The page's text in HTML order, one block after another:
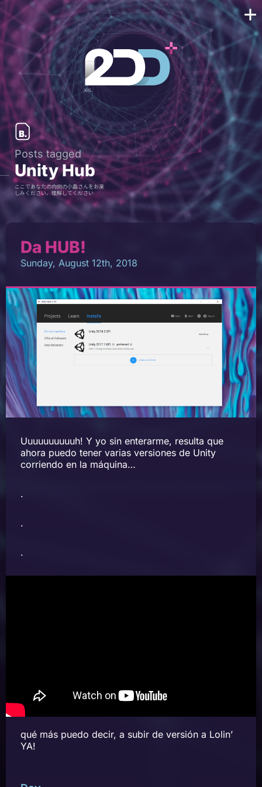
Posts tagged
Unity Hub
ここであなたの内側の小島さんをお楽
しみください、理解してください
Da HUB!
Sunday, August 12th, 2018
Uuuuuuuuuuh! Y yo sin enterarme, resulta que
ahora puedo tener varias versiones de Unity
corriendo en la máquina…
.
.
.
qué más puedo decir, a subir de versión a Lolin’
YA!